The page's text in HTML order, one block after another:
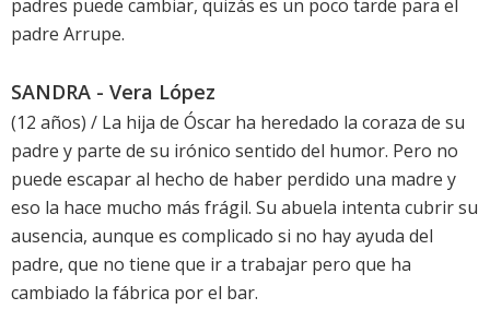
padres puede cambiar, quizás es un poco tarde para el
padre Arrupe.
SANDRA - Vera López
(12 años) / La hija de Óscar ha heredado la coraza de su
padre y parte de su irónico sentido del humor. Pero no
puede escapar al hecho de haber perdido una madre y
eso la hace mucho más frágil. Su abuela intenta cubrir su
ausencia, aunque es complicado si no hay ayuda del
padre, que no tiene que ir a trabajar pero que ha
cambiado la fábrica por el bar.